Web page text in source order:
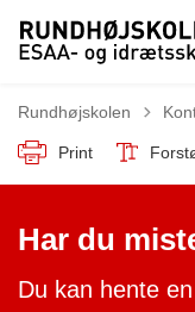
Rundhøjskolen
Print
Har du
Du kan hente